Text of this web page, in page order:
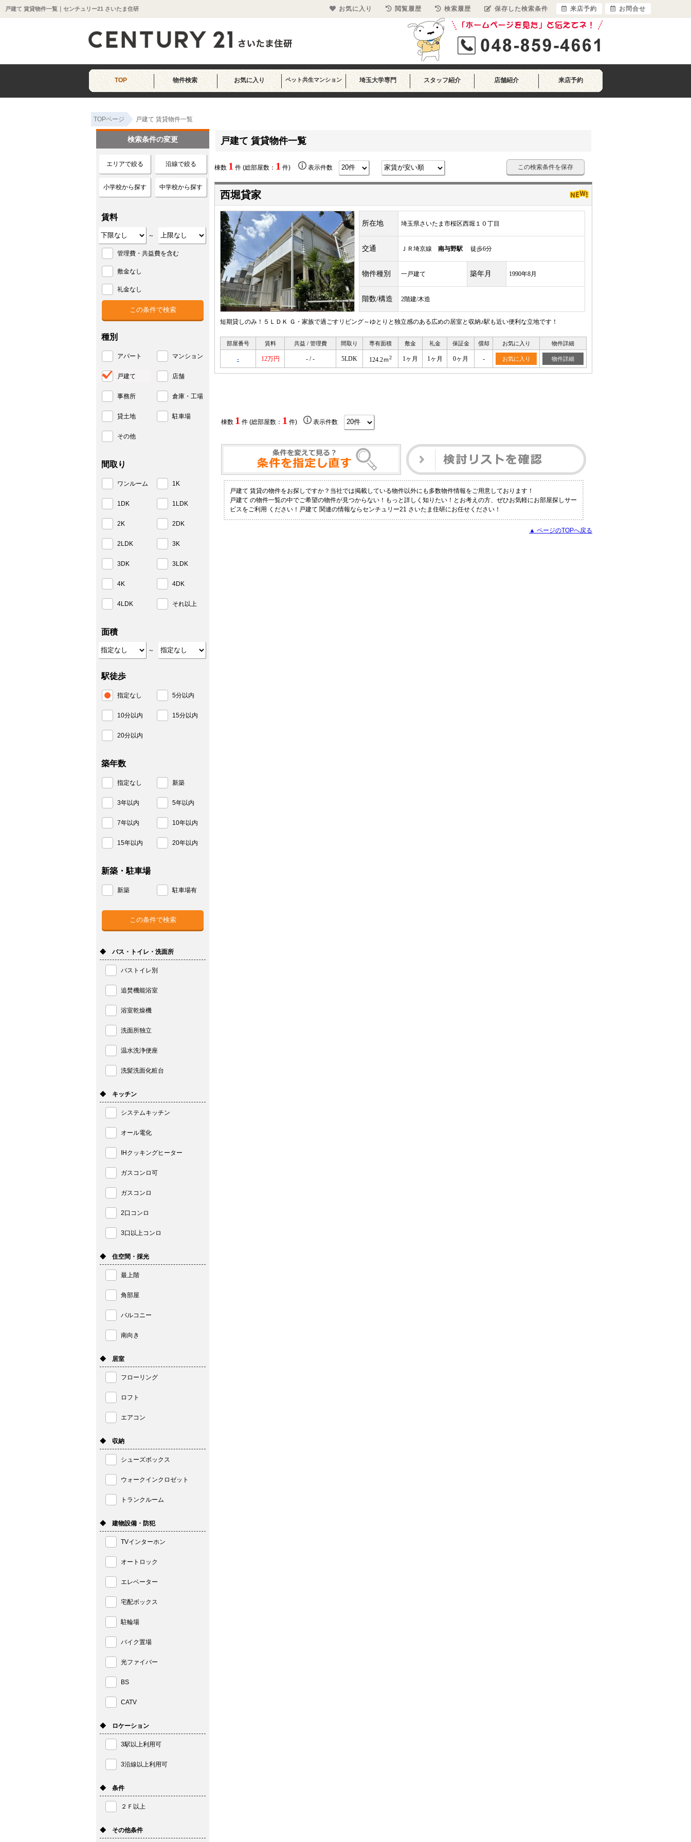
戸建て 賃貸物件一覧｜センチュリー21 さいたま住研
TOP 物件検索 お気に入り ペット共生マンション 埼玉大学専門 スタッフ紹介 店舗紹介 来店予約
TOPページ 戸建て 賃貸物件一覧
戸建て 賃貸物件一覧
棟数 1 件 (総部屋数： 1 件) 表示件数 この検索条件を保存
西堀貸家
所在地 埼玉県さいたま市桜区西堀１０丁目
交通 ＪＲ埼京線 南与野駅 徒歩6分
物件種別 一戸建て 築年月 1990年8月
階数/構造 2階建/木造
短期貸しのみ！５ＬＤＫ Ｇ・家族で過ごすリビング～ゆとりと独立感のある広めの居室と収納♪駅も近い便利な立地です！
部屋番号 賃料 共益 / 管理費 間取り 専有面積 敷金 礼金 保証金 償却 お気に入り 物件詳細
- 12万円 - / - 5LDK 124.2ｍ2 1ヶ月 1ヶ月 0ヶ月 - お気に入り 物件詳細
棟数 1 件 (総部屋数： 1 件) 表示件数
戸建て 賃貸の物件をお探しですか？当社では掲載している物件以外にも多数物件情報をご用意しております！
戸建て の物件一覧の中でご希望の物件が見つからない！もっと詳しく知りたい！とお考えの方、ぜひお気軽にお部屋探しサー
ビスをご利用 ください！戸建て 関連の情報ならセンチュリー21 さいたま住研にお任せください！
▲ ページのTOPへ戻る
検索条件の変更
エリアで絞る 沿線で絞る
小学校から探す 中学校から探す
賃料
～
管理費・共益費を含む
敷金なし
礼金なし
種別
アパート マンション
戸建て 店舗
事務所 倉庫・工場
貸土地 駐車場
その他
間取り
ワンルーム 1K
1DK 1LDK
2K 2DK
2LDK 3K
3DK 3LDK
4K 4DK
4LDK それ以上
面積
～
駅徒歩
指定なし 5分以内
10分以内 15分以内
20分以内
築年数
指定なし 新築
3年以内 5年以内
7年以内 10年以内
15年以内 20年以内
新築・駐車場
新築 駐車場有
◆ バス・トイレ・洗面所
バストイレ別
追焚機能浴室
浴室乾燥機
洗面所独立
温水洗浄便座
洗髪洗面化粧台
◆ キッチン
システムキッチン
オール電化
IHクッキングヒーター
ガスコンロ可
ガスコンロ
2口コンロ
3口以上コンロ
◆ 住空間・採光
最上階
角部屋
バルコニー
南向き
◆ 居室
フローリング
ロフト
エアコン
◆ 収納
シューズボックス
ウォークインクロゼット
トランクルーム
◆ 建物設備・防犯
TVインターホン
オートロック
エレベーター
宅配ボックス
駐輪場
バイク置場
光ファイバー
BS
CATV
◆ ロケーション
3駅以上利用可
3沿線以上利用可
◆ 条件
２Ｆ以上
◆ その他条件
お気に入り 閲覧履歴 検索履歴 保存した検索条件 来店予約 お問合せ